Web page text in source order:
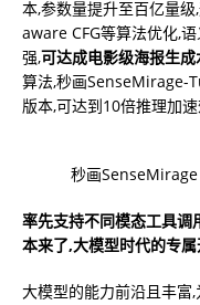
本,参数量提升至百亿量
aware CFG等算法优化,
强,可达成电影级海报生成
算法,秒画SenseMirage-
版本,可达到10倍推理加速
秒画SenseMirage
率先支持不同模态工具调
本来了,大模型时代的专
大模型的能力前沿且丰富